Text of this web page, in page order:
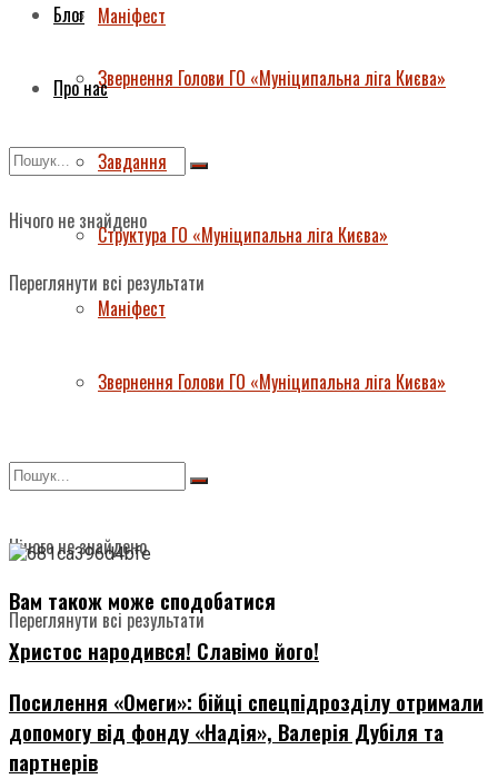
Маніфест
Звернення Голови ГО «Муніципальна ліга Києва»
Нічого не знайдено
Переглянути всі результати
Блог
Про нас
Завдання
Структура ГО «Муніципальна ліга Києва»
Маніфест
Звернення Голови ГО «Муніципальна ліга Києва»
Нічого не знайдено
Переглянути всі результати
Вам також може сподобатися
Христос народився! Славімо його!
Посилення «Омеги»: бійці спецпідрозділу отримали
допомогу від фонду «Надія», Валерія Дубіля та
партнерів